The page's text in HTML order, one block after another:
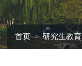
首页 研究生教育